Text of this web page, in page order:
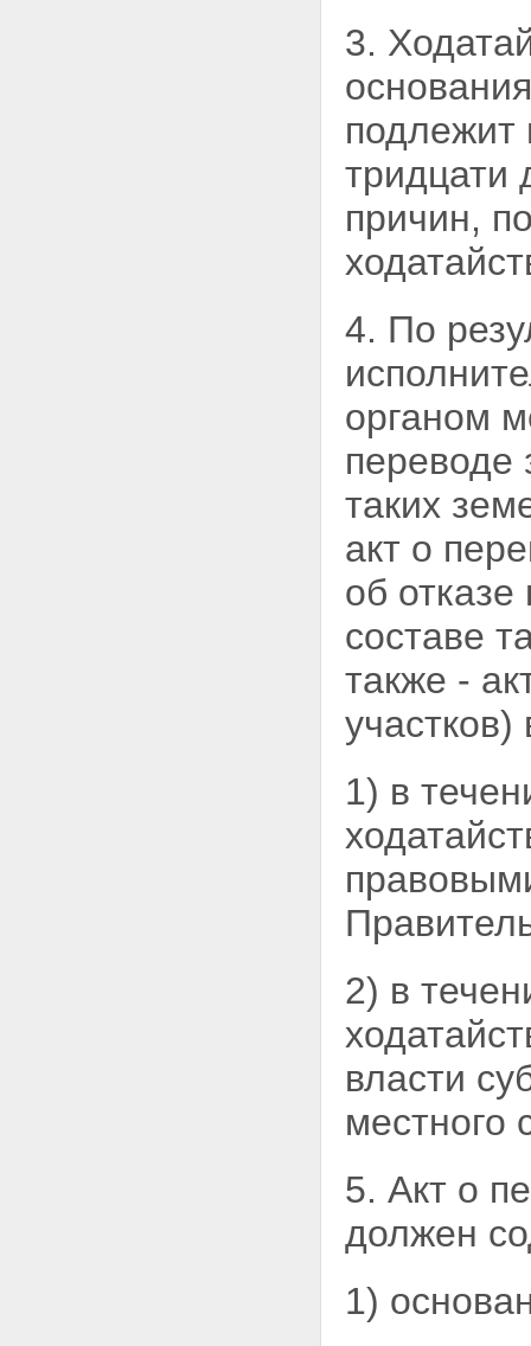
3.
подлежит
тридцати
причин,
4. По
органом
переводе
таких
акт о
об
составе
также -
1) в
2) в
власти
местного
5. Акт о
должен
1)